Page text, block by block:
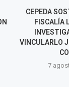
CEPEDA
FISCALÍA
VINCULARLO
7